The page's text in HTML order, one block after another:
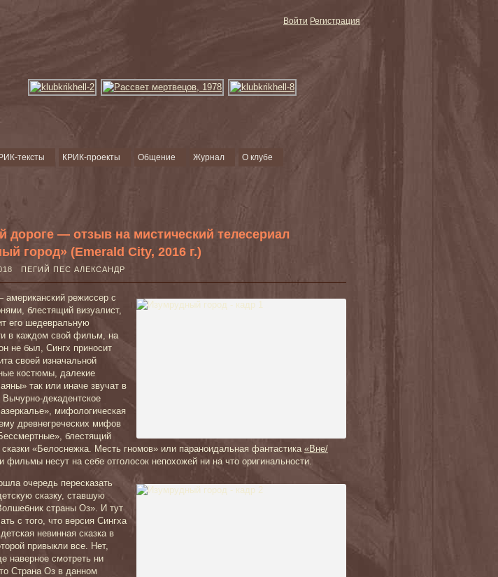
Войти Регистрация
тексты КРИК-проекты Общение Журнал О клубе
дороге — отзыв на мистический телесериал
город» (Emerald City, 2016 г.)
ПЕГИЙ ПЕС АЛЕКСАНДР
режиссер с
блестящий визуалист,
его шедевральную
в каждом свой фильм, на
не был, Сингх приносит
своей изначальной
костюмы, далекие
так или иначе звучат в
Вычурно-декадентское
мифологическая
древнегреческих мифов
блестящий
сказки «Белоснежка. Месть гномов» или параноидальная фантастика «Вне/
фильмы несут на себе отголосок непохожей ни на что оригинальности.
очередь пересказать
сказку, ставшую
страны Оз». И тут
с того, что версия Сингха
невинная сказка в
привыкли все. Нет,
наверное смотреть ни
Страна Оз в данном